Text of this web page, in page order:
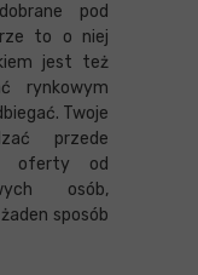
pod
to o niej
jest też
rynkowym
Twoje
przede
oferty od
osób,
sposób